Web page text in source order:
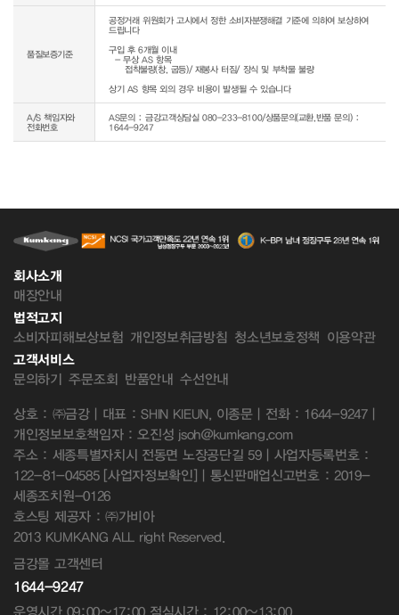
품질보증기준
공정거래 위원회가 고시에서 정한 소비자분쟁해결 기준에 의하여 보상하여
드립니다
구입 후 6개월 이내
  - 무상 AS 항목
상기 AS 항목 외의 경우 비용이 발생될 수 있습니다
A/S 책임자와
전화번호
AS문의 : 금강고객상담실 080-233-8100/상품문의(교환,반품 문의) :
1644-9247
회사소개
매장안내
법적고지
소비자피해보상보험 개인정보취급방침 청소년보호정책 이용약관
고객서비스
문의하기 주문조회 반품안내 수선안내
상호 : ㈜금강 | 대표 : SHIN KIEUN, 이종문 | 전화 : 1644-9247 |
개인정보보호책임자 : 오진성 jsoh@kumkang.com
주소 : 세종특별자치시 전동면 노장공단길 59 | 사업자등록번호 :
122-81-04585 [사업자정보확인] | 통신판매업신고번호 : 2019-
세종조치원-0126
호스팅 제공자 : ㈜가비아
2013 KUMKANG ALL right Reserved.
금강몰 고객센터
1644-9247
운영시간 09:00~17:00 점심시간 : 12:00~13:00